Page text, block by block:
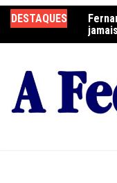
para
o
DESTAQUES
a Festa do